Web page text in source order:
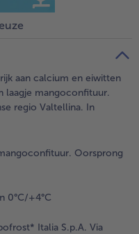
aan calcium en eiwitten
laagje mangoconfituur.
regio Valtellina. In
Oorsprong
0°C/+4°C
Italia S.p.A. Via